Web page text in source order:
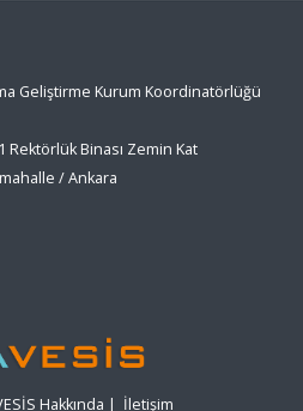
Geliştirme Kurum Koordinatörlüğü
Rektörlük Binası Zemin Kat
/ Ankara
Hakkında | İletişim